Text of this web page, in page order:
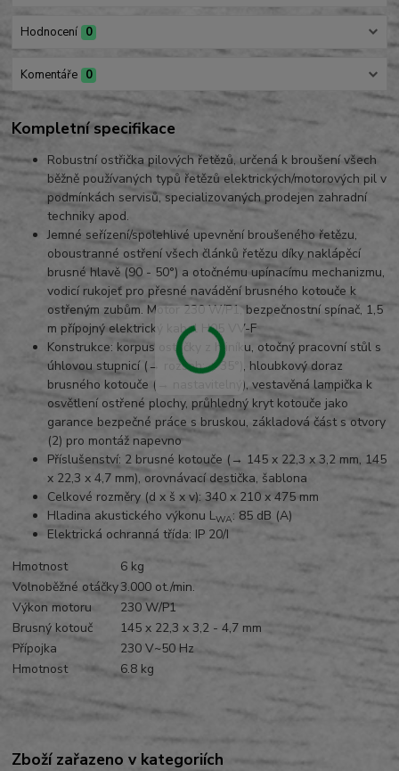
Hodnocení 0
Komentáře 0
Kompletní specifikace
Robustní ostřička pilových řetězů, určená k broušení všech
běžně používaných typů řetězů elektrických/motorových pil v
podmínkách servisů, specializovaných prodejen zahradní
techniky apod.
Jemné seřízení/spolehlivé upevnění broušeného řetězu,
oboustranné ostření všech článků řetězu díky naklápěcí
brusné hlavě (90 - 50°) a otočnému upínacímu mechanizmu,
vodicí rukojeť pro přesné navádění brusného kotouče k
ostřeným zubům. Motor 230 W/P1, bezpečnostní spínač, 1,5
m přípojný elektrický kabel H05 VV-F
Konstrukce: korpus ostřičky z hliníku, otočný pracovní stůl s
úhlovou stupnicí (→ rozsah: ± 35°), hloubkový doraz
brusného kotouče (→ nastavitelný), vestavěná lampička k
osvětlení ostřené plochy, průhledný kryt kotouče jako
garance bezpečné práce s bruskou, základová část s otvory
(2) pro montáž napevno
Příslušenství: 2 brusné kotouče (→ 145 x 22,3 x 3,2 mm, 145
x 22,3 x 4,7 mm), orovnávací destička, šablona
Celkové rozměry (d x š x v): 340 x 210 x 475 mm
Hladina akustického výkonu LWA: 85 dB (A)
Elektrická ochranná třída: IP 20/I
Hmotnost
6 kg
Volnoběžné otáčky3.000 ot./min.
Výkon motoru
230 W/P1
Brusný kotouč
145 x 22,3 x 3,2 - 4,7 mm
Přípojka
230 V~50 Hz
Hmotnost
6.8 kg
Zboží zařazeno v kategoriích